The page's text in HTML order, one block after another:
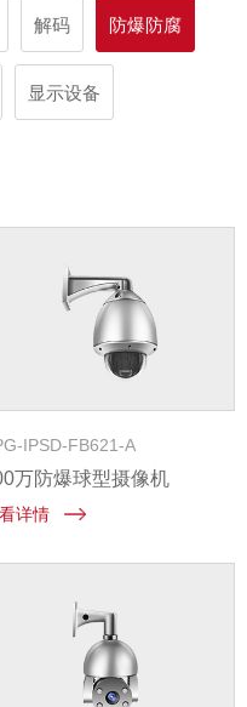
解码 防爆防腐
显示设备
IPSD-FB621-A
万防爆球型摄像机
详情